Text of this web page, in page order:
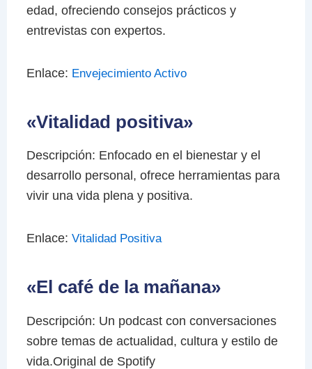
edad, ofreciendo consejos prácticos y
entrevistas con expertos.
Enlace: Envejecimiento Activo
«Vitalidad positiva»
Descripción: Enfocado en el bienestar y el
desarrollo personal, ofrece herramientas para
vivir una vida plena y positiva.
Enlace: Vitalidad Positiva
«El café de la mañana»
Descripción: Un podcast con conversaciones
sobre temas de actualidad, cultura y estilo de
vida.Original de Spotify